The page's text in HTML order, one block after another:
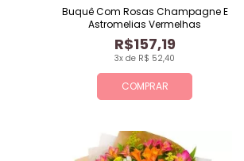
COMPRAR
3x de R$ 52,40
R$157,19
Buquê Com Rosas Champagne E
Astromelias Vermelhas